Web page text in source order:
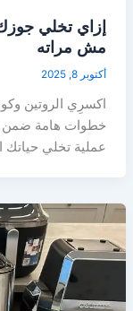
إزاي تخلي
مش مراته
أكتوبر 8, 2025
اكسرِي الروتين
خطوات هامة ضمن
عملية تخلي